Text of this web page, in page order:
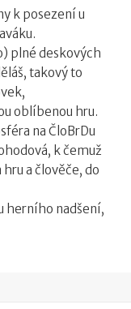
k posezení u
plné deskových
takový to
oblíbenou hru.
na ČloBrDu
k čemuž
a člověče, do
herního nadšení,